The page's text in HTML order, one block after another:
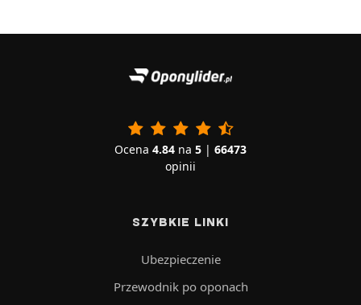
Ocena 4.84 na 5 | 66473
opinii
SZYBKIE LINKI
Ubezpieczenie
Przewodnik po oponach